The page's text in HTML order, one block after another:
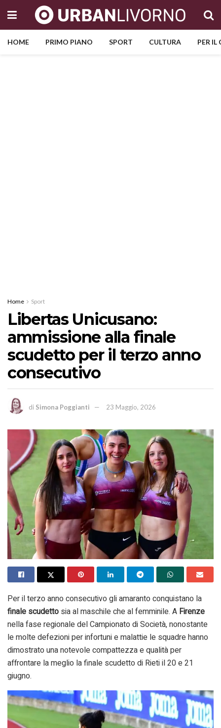
HOME PRIMO PIANO SPORT CULTURA PER
Home Sport
Libertas Unicusano:
ammissione alla finale
scudetto per il terzo anno
consecutivo
di Simona Poggianti 23 Maggio, 2026
Per il terzo anno consecutivo gli amaranto conquistano la
finale scudetto sia al maschile che al femminile. A Firenze
nella fase regionale del Campionato di Società, nonostante
le molte defezioni per infortuni e malattie le squadre hanno
dimostrato una notevole compattezza e qualità per
affrontare la meglio la finale scudetto di Rieti il 20 e 21
giugno.